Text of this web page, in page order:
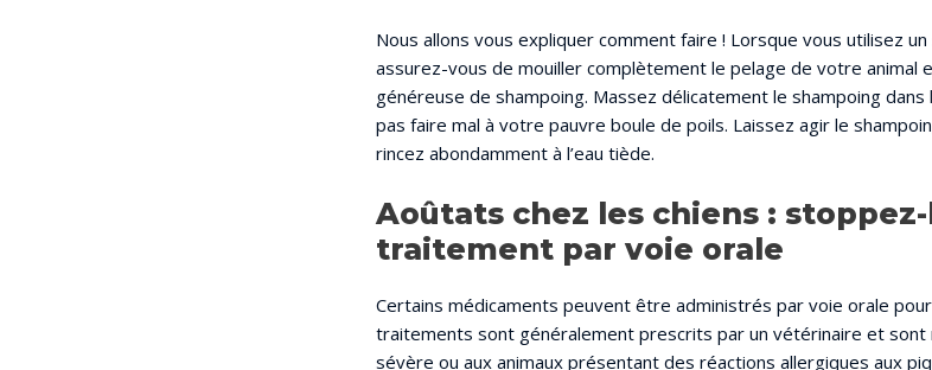
Nous allons vous expliquer comment faire ! Lorsque vous utilisez
assurez-vous de mouiller complètement le pelage de votre animal
généreuse de shampoing. Massez délicatement le shampoing
pas faire mal à votre pauvre boule de poils. Laissez agir le
rincez abondamment à l’eau tiède.
Aoûtats chez les chiens :
traitement par voie orale
Certains médicaments peuvent être administrés par voie orale
traitements sont généralement prescrits par un vétérinaire et sont
sévère ou aux animaux présentant des réactions allergiques aux